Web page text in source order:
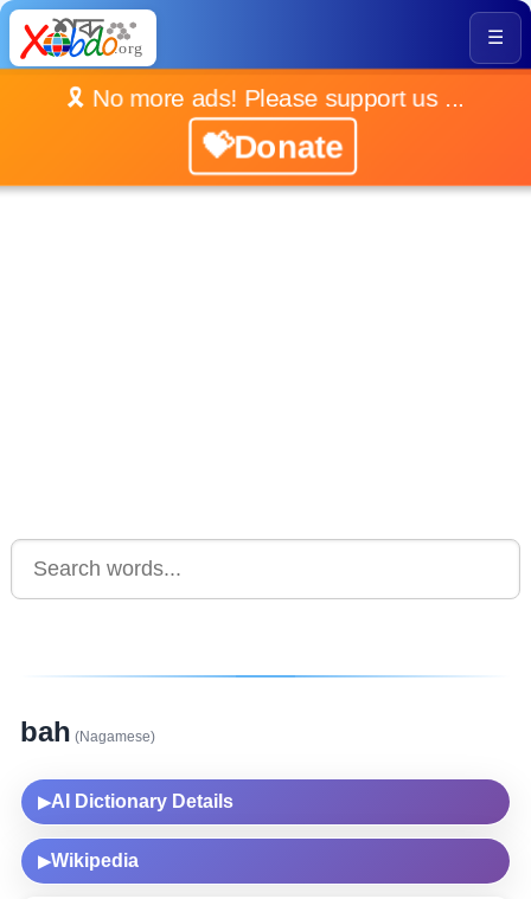
☰
🎗️ No more ads! Please support us ...
💝Donate
bah (Nagamese)
▶AI Dictionary Details
▶Wikipedia